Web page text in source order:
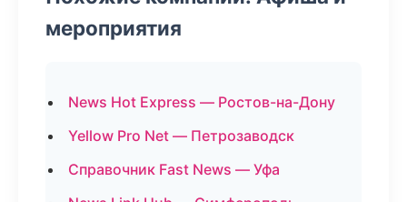
мероприятия
News Hot Express — Ростов-на-Дону
Yellow Pro Net — Петрозаводск
Справочник Fast News — Уфа